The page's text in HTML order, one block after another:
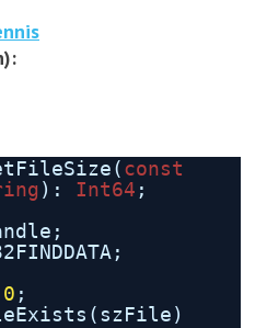
const
): Int64 ;
0 ;